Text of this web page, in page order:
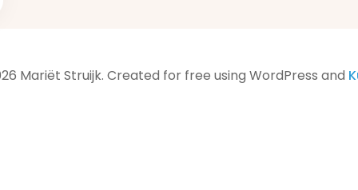
Mariët Struijk. Created for free using WordPress and